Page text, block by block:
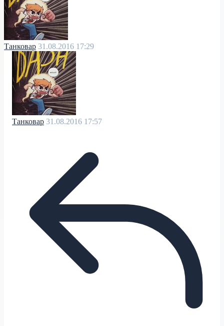
Танковар 31.08.2016 17:29
Танковар 31.08.2016 17:57